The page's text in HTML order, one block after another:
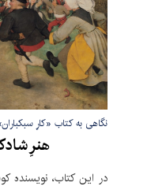
نگاهی به کتاب «کارِ
هنرِ
در این کتاب، نویسنده